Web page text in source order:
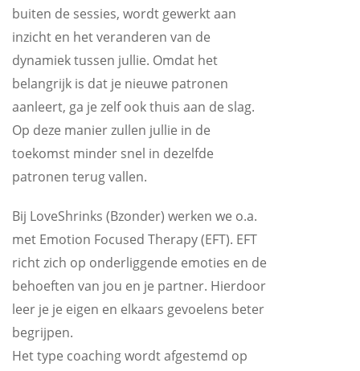
buiten de sessies, wordt gewerkt aan
inzicht en het veranderen van de
dynamiek tussen jullie. Omdat het
belangrijk is dat je nieuwe patronen
aanleert, ga je zelf ook thuis aan de slag.
Op deze manier zullen jullie in de
toekomst minder snel in dezelfde
patronen terug vallen.
Bij LoveShrinks (Bzonder) werken we o.a.
met Emotion Focused Therapy (EFT). EFT
richt zich op onderliggende emoties en de
behoeften van jou en je partner. Hierdoor
leer je je eigen en elkaars gevoelens beter
begrijpen.
Het type coaching wordt afgestemd op